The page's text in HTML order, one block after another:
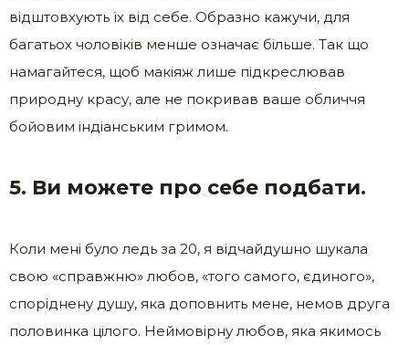
відштовхують їх від себе. Образно кажучи, для
багатьох чоловіків менше означає більше. Так що
намагайтеся, щоб макіяж лише підкреслював
природну красу, але не покривав ваше обличчя
бойовим індіанським гримом.
5. Ви можете про себе подбати.
Коли мені було ледь за 20, я відчайдушно шукала
свою «справжню» любов, «того самого, єдиного»,
споріднену душу, яка доповнить мене, немов друга
половинка цілого. Неймовірну любов, яка якимось